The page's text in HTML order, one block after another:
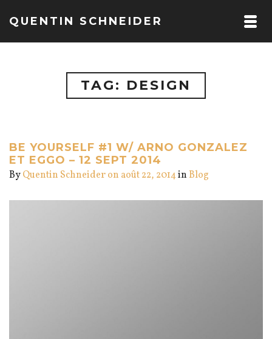
QUENTIN SCHNEIDER
TAG: DESIGN
BE YOURSELF #1 W/ ARNO GONZALEZ
ET EGGO – 12 SEPT 2014
ByQuentin Schneideron août 22, 2014in Blog